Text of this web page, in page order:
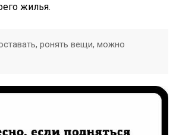
жилья.
ронять вещи, можно